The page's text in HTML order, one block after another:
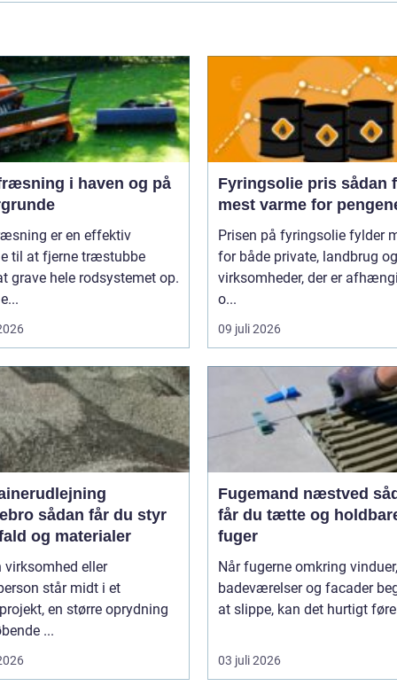
i haven og på
er en effektiv
til at fjerne træstubbe
grave hele rodsystemet op.
Fyringsolie pris sådan får du
mest varme for
Prisen på fyringsolie fylder
for både private, landbrug og
virksomheder, der er
o...
09 juli 2026
får du styr
og materialer
virksomhed eller
står midt i et
en større oprydning
...
Fugemand næstved sådan
får du tætte og
fuger
Når fugerne omkring
badeværelser og facader
at slippe, kan det hurtigt
03 juli 2026